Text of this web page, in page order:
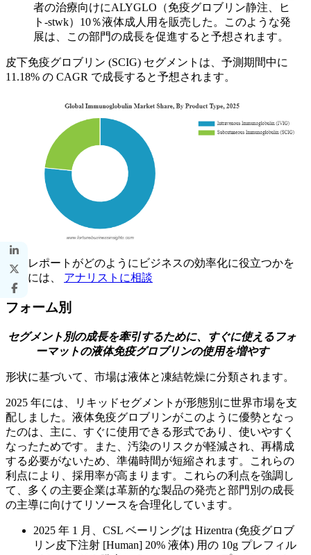
者の治療向けにALYGLO（免疫グロブリン静注、ヒ
ト-stwk）10％液体成人用を販売した。このような発
展は、この部門の成長を促進すると予想されます。
皮下免疫グロブリン (SCIG) セグメントは、予測期間中に
11.18% の CAGR で成長すると予想されます。
このレポートがどのようにビジネスの効率化に役立つかを
知るには、 アナリストに相談
フォーム別
セグメント別の成長を牽引するために、すぐに使えるフォ
ーマットの液体免疫グロブリンの使用を増やす
形状に基づいて、市場は液体と凍結乾燥に分類されます。
2025 年には、リキッドセグメントが形態別に世界市場を支
配しました。液体免疫グロブリンがこのように優勢となっ
たのは、主に、すぐに使用できる形式であり、使いやすく
なったためです。また、汚染のリスクが軽減され、再構成
する必要がないため、準備時間が短縮されます。これらの
利点により、採用率が高まります。これらの利点を強調し
て、多くの主要企業は革新的な製品の発売と部門別の成長
の主導に向けてリソースを合理化しています。
2025 年 1 月、CSL ベーリングは Hizentra (免疫グロブ
リン皮下注射 [Human] 20% 液体) 用の 10g プレフィル